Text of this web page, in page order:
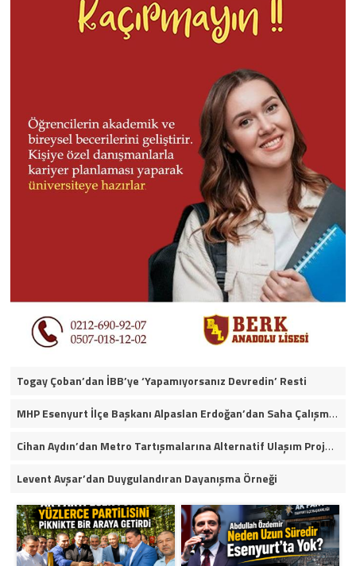
Togay Çoban’dan İBB’ye ‘Yapamıyorsanız Devredin’ Resti
MHP Esenyurt İlçe Başkanı Alpaslan Erdoğan’dan Saha Çalışmaları ve Yerel Gündeme İlişkin Açıklamalar
Cihan Aydın’dan Metro Tartışmalarına Alternatif Ulaşım Projesi
Levent Avşar’dan Duygulandıran Dayanışma Örneği